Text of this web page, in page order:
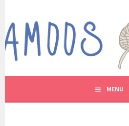
content
MUTUKAMOOS
ARENDAVAID TEGEVUSI LASTEGA
MENU